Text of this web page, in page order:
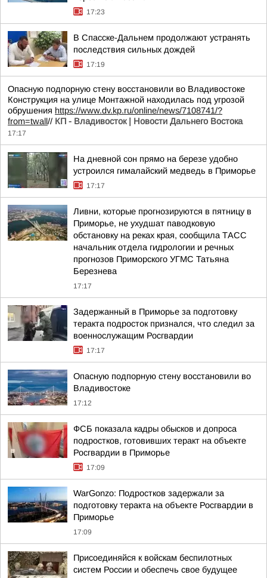
17:23
В Спасске-Дальнем продолжают устранять
последствия сильных дождей
17:19
Опасную подпорную стену восстановили во Владивостоке
Конструкция на улице Монтажной находилась под угрозой
обрушения https://www.dv.kp.ru/online/news/7108741/?
from=twall// КП - Владивосток | Новости Дальнего Востока
17:17
На дневной сон прямо на березе удобно
устроился гималайский медведь в Приморье
17:17
Ливни, которые прогнозируются в пятницу в
Приморье, не ухудшат паводковую
обстановку на реках края, сообщила ТАСС
начальник отдела гидрологии и речных
прогнозов Приморского УГМС Татьяна
Березнева
17:17
Задержанный в Приморье за подготовку
теракта подросток признался, что следил за
военнослужащим Росгвардии
17:17
Опасную подпорную стену восстановили во
Владивостоке
17:12
ФСБ показала кадры обысков и допроса
подростков, готовивших теракт на объекте
Росгвардии в Приморье
17:09
WarGonzo: Подростков задержали за
подготовку теракта на объекте Росгвардии в
Приморье
17:09
Присоединяйся к войскам беспилотных
систем России и обеспечь свое будущее